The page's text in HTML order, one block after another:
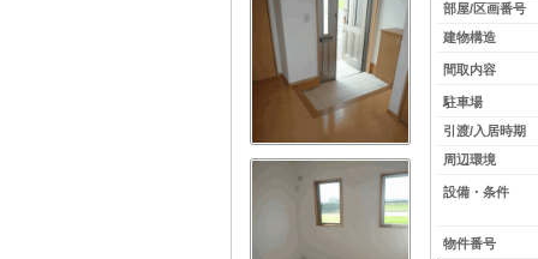
部屋/区画番号
建物構造
間取内容
駐車場
引渡/入居時期
周辺環境
設備・条件
物件番号